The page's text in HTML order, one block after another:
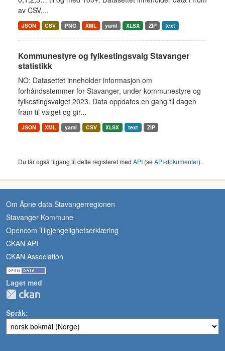
av CSV,...
JSON CSV PNG XML yaml XLSX ZIP text
Kommunestyre og fylkestingsvalg Stavanger
statistikk
NO: Datasettet inneholder informasjon om
forhåndsstemmer for Stavanger, under kommunestyre og
fylkestingsvalget 2023. Data oppdates en gang til dagen
fram til valget og gir...
JSON XML yaml CSV XLSX text ZIP
Du får også tilgang til dette registeret med API (seAPI-dokumenter).
Om Åpne data Stavangerregionen
Stavanger Kommune
Opencom Tilgjengelighetserklæring
CKAN API
CKAN Association
Laget med
Språk